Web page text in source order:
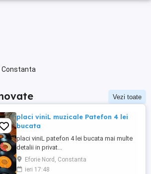
Constanta
Vezi toate
placi viniL muzicale Patefon 4 lei
bucata
placi viniL patefon 4 lei bucata mai multe
detalii in privat...
Eforie Nord, Constanta
ieri 17:48